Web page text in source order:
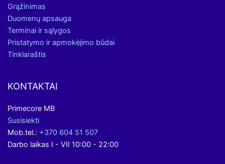
Grąžinimas
Duomenų apsauga
Terminai ir sąlygos
Pristatymo ir apmokėjimo būdai
Tinklaraštis
KONTAKTAI
Primecore MB
Susisiekti
Mob.tel.: +370 604 51 507
Darbo laikas I - VII 10:00 - 22:00